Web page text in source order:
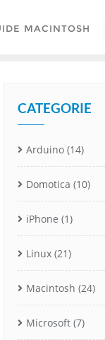
MACINTOSH
CATEGORIE
Arduino (14)
Domotica (10)
iPhone (1)
Linux (21)
Macintosh (24)
Microsoft (7)